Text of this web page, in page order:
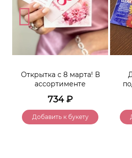
Открытка с 8 марта! В
ассортименте
734₽
Добавить к букету